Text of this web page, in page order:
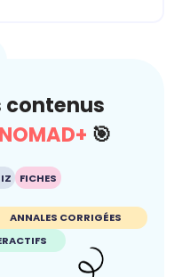
contenus
🎯
FICHES
ANNALES CORRIGÉES